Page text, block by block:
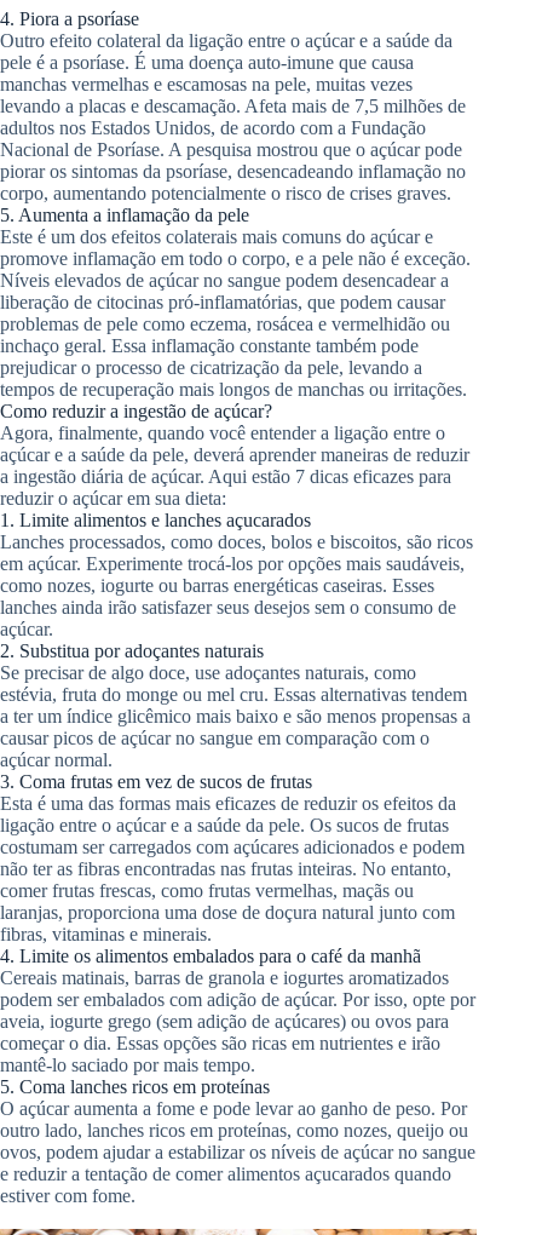
4. Piora a psoríase
Outro efeito colateral da ligação entre o açúcar e a saúde da
pele é a psoríase. É uma doença auto-imune que causa
manchas vermelhas e escamosas na pele, muitas vezes
levando a placas e descamação. Afeta mais de 7,5 milhões de
adultos nos Estados Unidos, de acordo com a Fundação
Nacional de Psoríase. A pesquisa mostrou que o açúcar pode
piorar os sintomas da psoríase, desencadeando inflamação no
corpo, aumentando potencialmente o risco de crises graves.
5. Aumenta a inflamação da pele
Este é um dos efeitos colaterais mais comuns do açúcar e
promove inflamação em todo o corpo, e a pele não é exceção.
Níveis elevados de açúcar no sangue podem desencadear a
liberação de citocinas pró-inflamatórias, que podem causar
problemas de pele como eczema, rosácea e vermelhidão ou
inchaço geral. Essa inflamação constante também pode
prejudicar o processo de cicatrização da pele, levando a
tempos de recuperação mais longos de manchas ou irritações.
Como reduzir a ingestão de açúcar?
Agora, finalmente, quando você entender a ligação entre o
açúcar e a saúde da pele, deverá aprender maneiras de reduzir
a ingestão diária de açúcar. Aqui estão 7 dicas eficazes para
reduzir o açúcar em sua dieta:
1. Limite alimentos e lanches açucarados
Lanches processados, como doces, bolos e biscoitos, são ricos
em açúcar. Experimente trocá-los por opções mais saudáveis,
como nozes, iogurte ou barras energéticas caseiras. Esses
lanches ainda irão satisfazer seus desejos sem o consumo de
açúcar.
2. Substitua por adoçantes naturais
Se precisar de algo doce, use adoçantes naturais, como
estévia, fruta do monge ou mel cru. Essas alternativas tendem
a ter um índice glicêmico mais baixo e são menos propensas a
causar picos de açúcar no sangue em comparação com o
açúcar normal.
3. Coma frutas em vez de sucos de frutas
Esta é uma das formas mais eficazes de reduzir os efeitos da
ligação entre o açúcar e a saúde da pele. Os sucos de frutas
costumam ser carregados com açúcares adicionados e podem
não ter as fibras encontradas nas frutas inteiras. No entanto,
comer frutas frescas, como frutas vermelhas, maçãs ou
laranjas, proporciona uma dose de doçura natural junto com
fibras, vitaminas e minerais.
4. Limite os alimentos embalados para o café da manhã
Cereais matinais, barras de granola e iogurtes aromatizados
podem ser embalados com adição de açúcar. Por isso, opte por
aveia, iogurte grego (sem adição de açúcares) ou ovos para
começar o dia. Essas opções são ricas em nutrientes e irão
mantê-lo saciado por mais tempo.
5. Coma lanches ricos em proteínas
O açúcar aumenta a fome e pode levar ao ganho de peso. Por
outro lado, lanches ricos em proteínas, como nozes, queijo ou
ovos, podem ajudar a estabilizar os níveis de açúcar no sangue
e reduzir a tentação de comer alimentos açucarados quando
estiver com fome.